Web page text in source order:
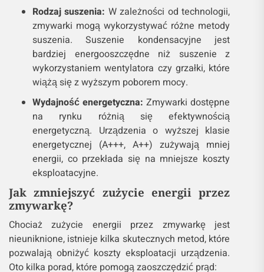
Rodzaj suszenia: W zależności od technologii,
zmywarki mogą wykorzystywać różne metody
suszenia. Suszenie kondensacyjne jest
bardziej energooszczędne niż suszenie z
wykorzystaniem wentylatora czy grzałki, które
wiążą się z wyższym poborem mocy.
Wydajność energetyczna: Zmywarki dostępne
na rynku różnią się efektywnością
energetyczną. Urządzenia o wyższej klasie
energetycznej (A+++, A++) zużywają mniej
energii, co przekłada się na mniejsze koszty
eksploatacyjne.
Jak zmniejszyć zużycie energii przez
zmywarkę?
Chociaż zużycie energii przez zmywarkę jest
nieuniknione, istnieje kilka skutecznych metod, które
pozwalają obniżyć koszty eksploatacji urządzenia.
Oto kilka porad, które pomogą zaoszczędzić prąd: